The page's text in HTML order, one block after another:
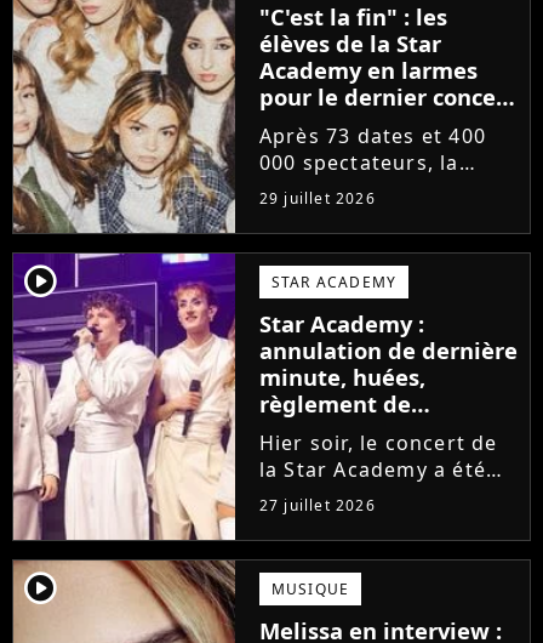
"C'est la fin" : les
élèves de la Star
Academy en larmes
pour le dernier concert
de la tournée
Après 73 dates et 400
000 spectateurs, la
tournée de la Star
Academy vient de se
terminer dans les
larmes. Sur les réseaux
sociaux, les élèves
adressent un dernier
message au public...
29 juillet 2026
player2 STAR ACADEMY
Star Academy :
annulation de dernière
minute, huées,
règlement de
comptes... Que s'est-il
passé au concert de
Bayonne hier soir ?
Hier soir, le concert de
la Star Academy a été
mouvementé. Quelques
minutes avant le show,
trois élèves ont
annoncé ne pas vouloir
monter sur scène pour
des raisons politiques.
27 juillet 2026
player2 MUSIQUE
Melissa en interview :